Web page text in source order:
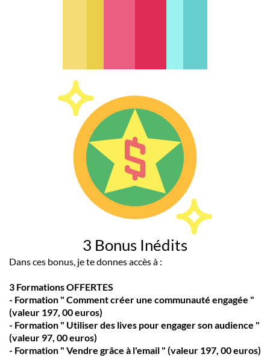
3 Bonus Inédits
Dans ces bonus, je te donnes accès à :
3 Formations OFFERTES
- Formation " Comment créer une communauté engagée "
(valeur 197, 00 euros)
- Formation " Utiliser des lives pour engager son audience "
(valeur 97, 00 euros)
- Formation " Vendre grâce à l'email " (valeur 197, 00 euros)